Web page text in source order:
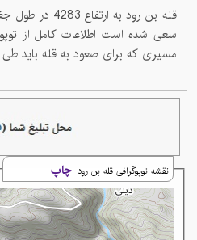
قله بن رود 4283
مسیری که برای صعود به قله باید طی کنید را به دست آورید همچنین شما می
نقشه توپوگرافی قله بن رود چاپ